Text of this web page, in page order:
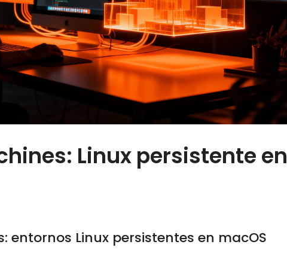
Linux persistente en
entornos Linux persistentes en macOS